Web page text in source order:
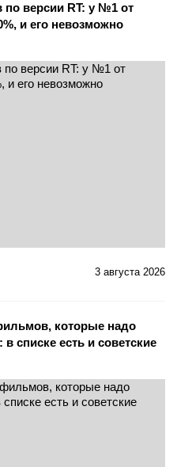
версии RT: у №1 от
и его невозможно
3 августа 2026
которые надо
списке есть и советские